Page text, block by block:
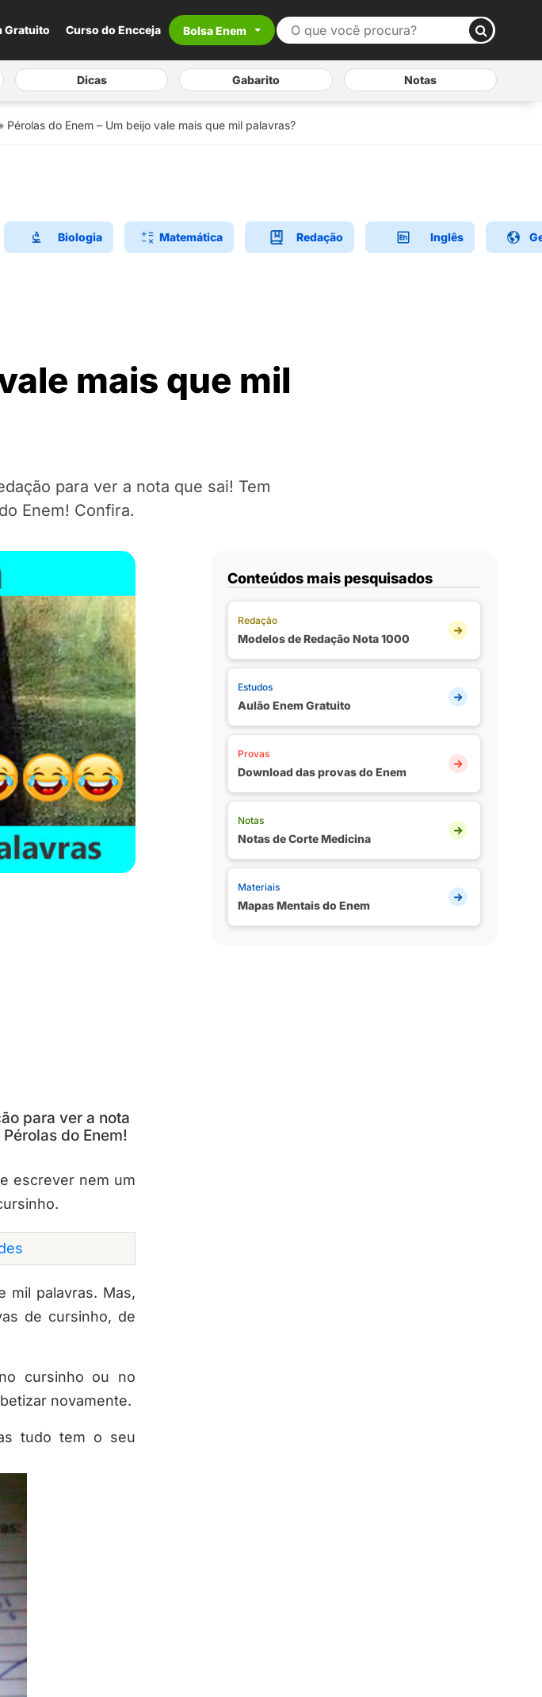
Gratuito Curso do Encceja Bolsa Enem
Dicas Gabarito Notas
Pérolas do Enem – Um beijo vale mais que mil palavras?
Biologia Matemática Redação Inglês
mais que mil
para ver a nota que sai! Tem
Enem! Confira.
para ver a nota
do Enem!
escrever nem um
mil palavras. Mas,
de cursinho, de
cursinho ou no
novamente.
tudo tem o seu
Conteúdos mais pesquisados
Redação
Modelos de Redação Nota 1000
Estudos
Aulão Enem Gratuito
Provas
Download das provas do Enem
Notas
Notas de Corte Medicina
Materiais
Mapas Mentais do Enem